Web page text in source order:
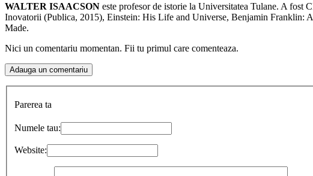
WALTER ISAACSON este profesor de istorie la Universitatea Tulane. A fost
Inovatorii (Publica, 2015), Einstein: His Life and Universe, Benjamin Franklin:
Made.
Nici un comentariu momentan. Fii tu primul care comenteaza.
Parerea ta
Numele tau:
Website: